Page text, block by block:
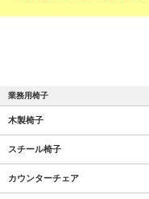
業務用椅子
木製椅子
スチール椅子
カウンターチェア